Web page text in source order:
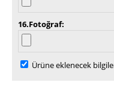
16.Fotoğraf
Ürüne eklenecek